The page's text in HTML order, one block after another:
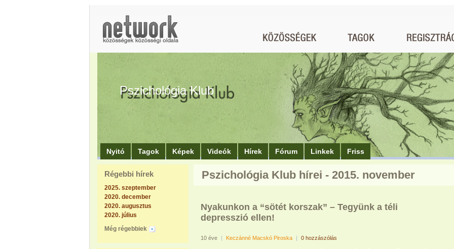
Pszichológia Klub
Nyitó Tagok Képek Videók Hírek Fórum Linkek Friss
Régebbi hírek
2025. szeptember
2020. december
2020. augusztus
2020. július
Még régebbiek
Pszichológia Klub hírei - 2015. november
Nyakunkon a “sötét korszak” – Tegyünk a téli
depresszió ellen!
10 éve | Keczánné Macskó Piroska | 0 hozzászólás